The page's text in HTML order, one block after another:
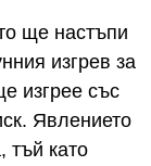
ще настъпи
изгрев за
изгрее със
Явлението
тъй като